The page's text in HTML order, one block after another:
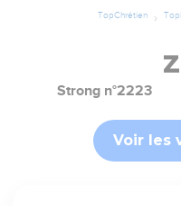
TopChrétien
Strong n°2223
Voir les